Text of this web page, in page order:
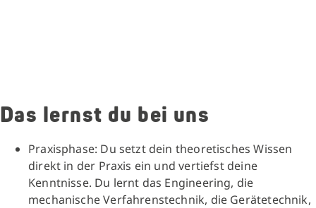
Das lernst du bei uns
Praxisphase: Du setzt dein theoretisches Wissen
direkt in der Praxis ein und vertiefst deine
Kenntnisse. Du lernt das Engineering, die
mechanische Verfahrenstechnik, die Gerätetechnik,